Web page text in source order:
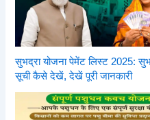
सुभद्रा योजना पेमेंट लिस्ट 2025:
सूची कैसे देखें, देखें पूरी जानकारी